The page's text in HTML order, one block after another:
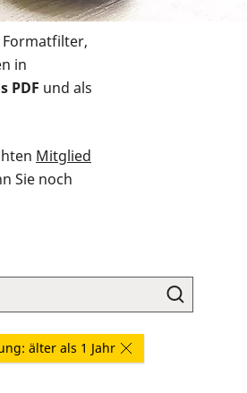
Formatfilter,
in
PDF und als
Mitglied
Sie noch
älter als 1 Jahr